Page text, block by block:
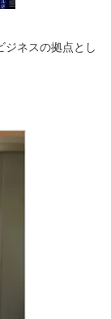
ネスの拠点とし